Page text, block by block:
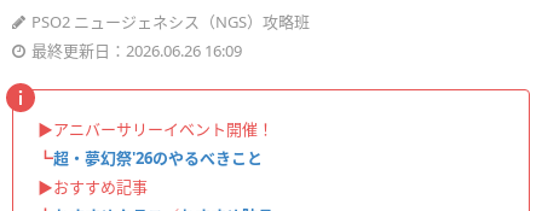
PSO2 ニュージェネシス（NGS）攻略班
最終更新日：2026.06.26 16:09
▶︎アニバーサリーイベント開催！
┗超・夢幻祭'26のやるべきこと
▶︎おすすめ記事